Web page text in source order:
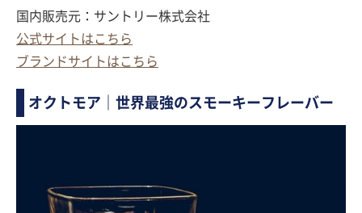
国内販売元：サントリー株式会社
公式サイトはこちら
ブランドサイトはこちら
オクトモア｜世界最強のスモーキーフレーバー